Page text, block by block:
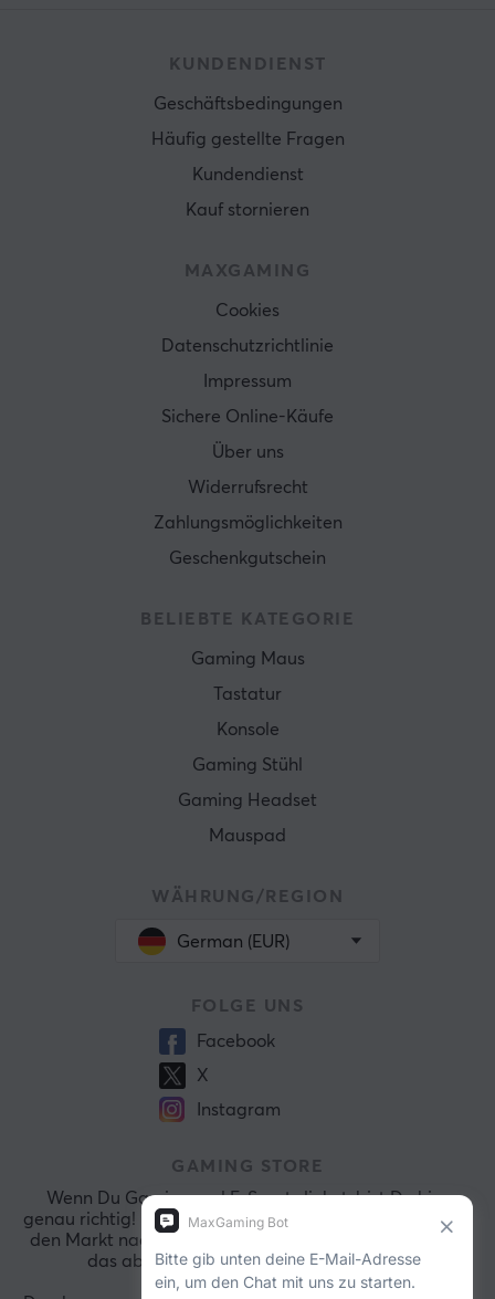
KUNDENDIENST
Geschäftsbedingungen
Häufig gestellte Fragen
Kundendienst
Kauf stornieren
MAXGAMING
Cookies
Datenschutzrichtlinie
Impressum
Sichere Online-Käufe
Über uns
Widerrufsrecht
Zahlungsmöglichkeiten
Geschenkgutschein
BELIEBTE KATEGORIE
Gaming Maus
Tastatur
Konsole
Gaming Stühl
Gaming Headset
Mauspad
WÄHRUNG/REGION
German (EUR)
FOLGE UNS
Facebook
X
Instagram
GAMING STORE
Wenn Du Gaming und E-Sports liebst, bist Du hier
genau richtig! Bei MaxGaming durchforsten wir ständig
den Markt nach den aktuellsten Spielen, damit wir Dir
das absolut Beste präsentieren können.